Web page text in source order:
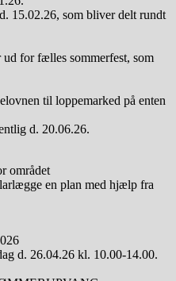
15.02.26, som bliver delt rundt
ud for fælles sommerfest, som
til loppemarked på enten
d. 20.06.26.
området
en plan med hjælp fra
d. 26.04.26 kl. 10.00-14.00.